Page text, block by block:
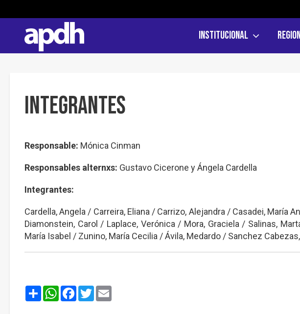
Institucional
Integrantes
Responsable: Mónica Cinman
Responsables alternxs: Gustavo Cicerone y Ángela Cardella
Integrantes:
Cardella, Angela / Carreira, Eliana / Carrizo, Alejandra / Casadei, María
Diamonstein, Carol / Laplace, Verónica / Mora, Graciela / Salinas,
María Isabel / Zunino, María Cecilia / Ávila, Medardo / Sanchez
ShareWhatsApp
Facebook
Twitter